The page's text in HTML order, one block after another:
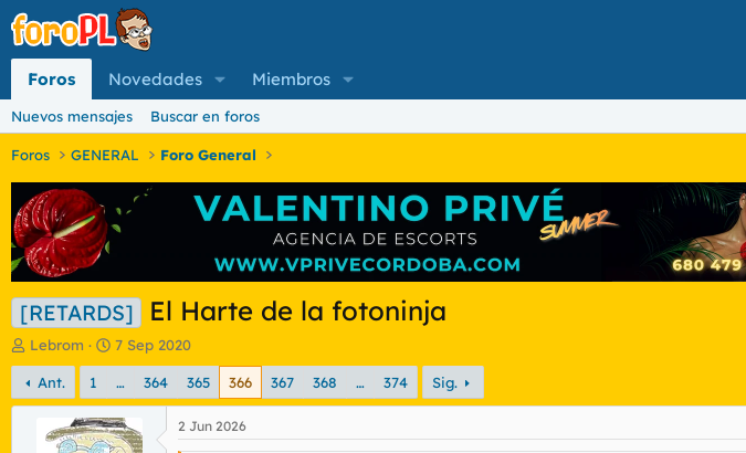
Foros Novedades Miembros
Nuevos mensajes Buscar en foros
Foros GENERAL Foro General
[RETARDS] El Harte de la fotoninja
I
n
i
c
Lebrom
F
e
c
h
a
d
7 Sep 2020
Ant. 1 … 364 365 366 367 368 … 374 Sig.
2 Jun 2026